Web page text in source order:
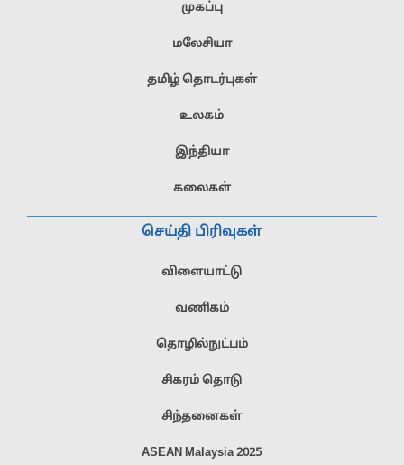
முகப்பு
மலேசியா
தமிழ் தொடர்புகள்
உலகம்
இந்தியா
கலைகள்
செய்தி பிரிவுகள்
விளையாட்டு
வணிகம்
தொழில்நுட்பம்
சிகரம் தொடு
சிந்தனைகள்
ASEAN Malaysia 2025